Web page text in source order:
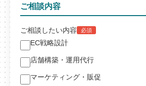
ご相談内容
ご相談したい内容 必須
EC戦略設計
店舗構築・運用代行
マーケティング・販促